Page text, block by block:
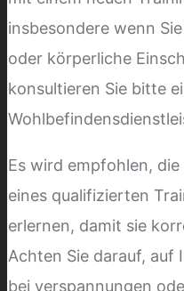
insbesondere wenn
oder körperliche
konsultieren Sie bitte
Es wird empfohlen,
eines qualifizierten
erlernen, damit sie
Achten Sie darauf, auf
bei verspannungen